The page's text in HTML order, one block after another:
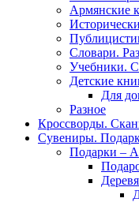
Армянские
Словари.
Учебники.
Детские
Для
Разное
Кроссворды.
Сувениры.
Подарки –